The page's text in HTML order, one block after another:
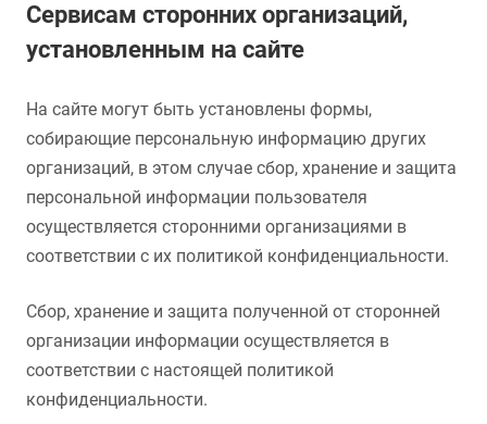
Сервисам сторонних организаций,
установленным на сайте
На сайте могут быть установлены формы,
собирающие персональную информацию других
организаций, в этом случае сбор, хранение и защита
персональной информации пользователя
осуществляется сторонними организациями в
соответствии с их политикой конфиденциальности.
Сбор, хранение и защита полученной от сторонней
организации информации осуществляется в
соответствии с настоящей политикой
конфиденциальности.